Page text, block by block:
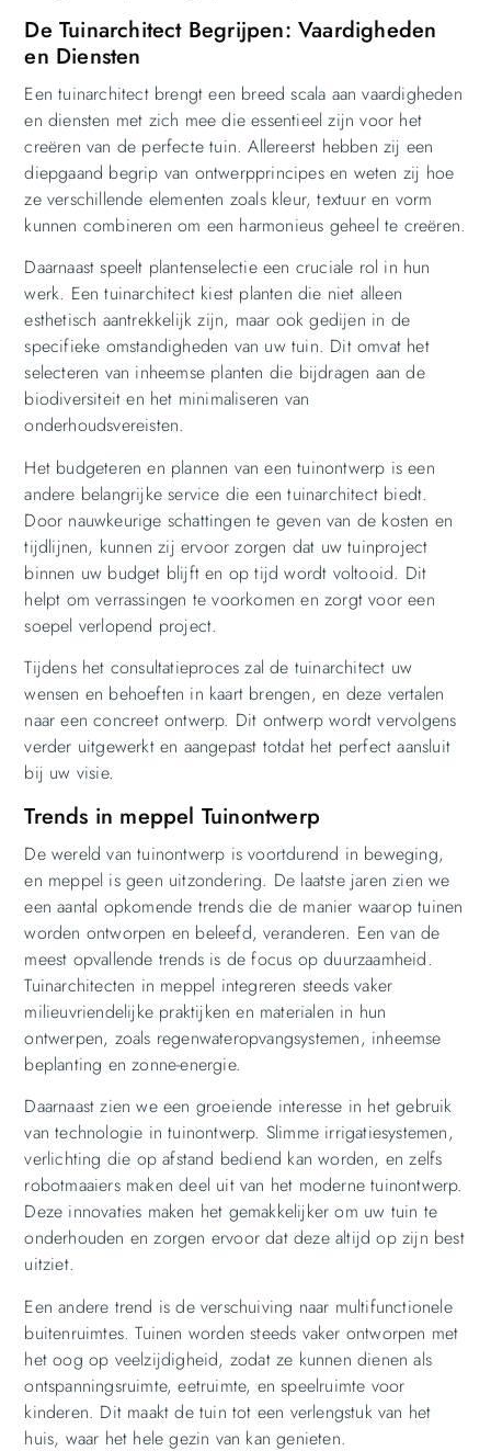
De Tuinarchitect Begrijpen: Vaardigheden
en Diensten
Een tuinarchitect brengt een breed scala aan vaardigheden
en diensten met zich mee die essentieel zijn voor het
creëren van de perfecte tuin. Allereerst hebben zij een
diepgaand begrip van ontwerpprincipes en weten zij hoe
ze verschillende elementen zoals kleur, textuur en vorm
kunnen combineren om een harmonieus geheel te creëren.
Daarnaast speelt plantenselectie een cruciale rol in hun
werk. Een tuinarchitect kiest planten die niet alleen
esthetisch aantrekkelijk zijn, maar ook gedijen in de
specifieke omstandigheden van uw tuin. Dit omvat het
selecteren van inheemse planten die bijdragen aan de
biodiversiteit en het minimaliseren van
onderhoudsvereisten.
Het budgeteren en plannen van een tuinontwerp is een
andere belangrijke service die een tuinarchitect biedt.
Door nauwkeurige schattingen te geven van de kosten en
tijdlijnen, kunnen zij ervoor zorgen dat uw tuinproject
binnen uw budget blijft en op tijd wordt voltooid. Dit
helpt om verrassingen te voorkomen en zorgt voor een
soepel verlopend project.
Tijdens het consultatieproces zal de tuinarchitect uw
wensen en behoeften in kaart brengen, en deze vertalen
naar een concreet ontwerp. Dit ontwerp wordt vervolgens
verder uitgewerkt en aangepast totdat het perfect aansluit
bij uw visie.
Trends in meppel Tuinontwerp
De wereld van tuinontwerp is voortdurend in beweging,
en meppel is geen uitzondering. De laatste jaren zien we
een aantal opkomende trends die de manier waarop tuinen
worden ontworpen en beleefd, veranderen. Een van de
meest opvallende trends is de focus op duurzaamheid.
Tuinarchitecten in meppel integreren steeds vaker
milieuvriendelijke praktijken en materialen in hun
ontwerpen, zoals regenwateropvangsystemen, inheemse
beplanting en zonne-energie.
Daarnaast zien we een groeiende interesse in het gebruik
van technologie in tuinontwerp. Slimme irrigatiesystemen,
verlichting die op afstand bediend kan worden, en zelfs
robotmaaiers maken deel uit van het moderne tuinontwerp.
Deze innovaties maken het gemakkelijker om uw tuin te
onderhouden en zorgen ervoor dat deze altijd op zijn best
uitziet.
Een andere trend is de verschuiving naar multifunctionele
buitenruimtes. Tuinen worden steeds vaker ontworpen met
het oog op veelzijdigheid, zodat ze kunnen dienen als
ontspanningsruimte, eetruimte, en speelruimte voor
kinderen. Dit maakt de tuin tot een verlengstuk van het
huis, waar het hele gezin van kan genieten.